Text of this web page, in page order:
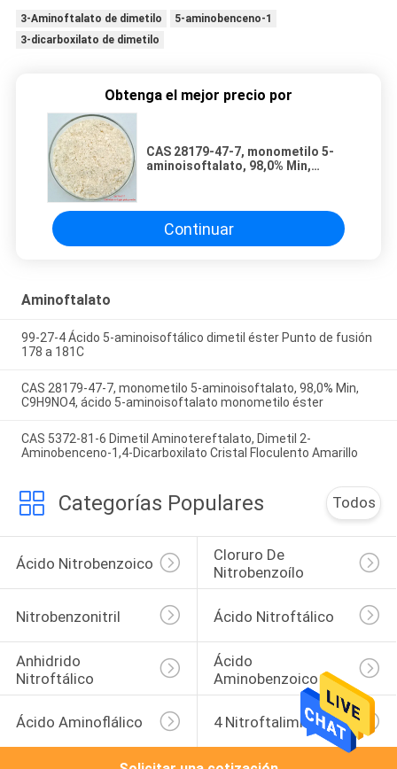
3-Aminoftalato de dimetilo
5-aminobenceno-1
3-dicarboxilato de dimetilo
Obtenga el mejor precio por
CAS 28179-47-7, monometilo 5-
aminoisoftalato, 98,0% Min,
éster
Continuar
Aminoftalato
99-27-4 Ácido 5-aminoisoftálico dimetil éster Punto de fusión
178 a 181C
CAS 28179-47-7, monometilo 5-aminoisoftalato, 98,0% Min,
C9H9NO4, ácido 5-aminoisoftalato monometilo éster
CAS 5372-81-6 Dimetil Aminotereftalato, Dimetil 2-
Aminobenceno-1,4-Dicarboxilato Cristal Floculento Amarillo
Categorías Populares Todos
Ácido Nitrobenzoico
Cloruro De
Nitrobenzoílo
Nitrobenzonitril Ácido Nitroftálico
Anhidrido
Nitroftálico
Ácido
Aminobenzoico
Ácido Aminoflálico 4 Nitroftalimida